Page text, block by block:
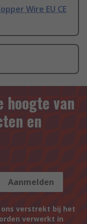
Wire EU CE
hoogte van
en
Aanmelden
ons verstrekt bij het
verwerkt in